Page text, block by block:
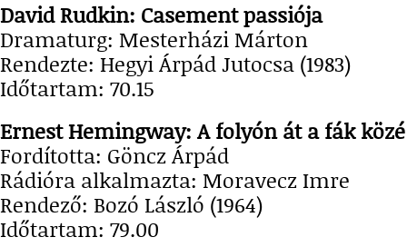
David Rudkin: Casement passiója
Dramaturg: Mesterházi Márton
Rendezte: Hegyi Árpád Jutocsa (1983)
Időtartam: 70.15
Ernest Hemingway: A folyón át a fák közé
Fordította: Göncz Árpád
Rádióra alkalmazta: Moravecz Imre
Rendező: Bozó László (1964)
Időtartam: 79.00